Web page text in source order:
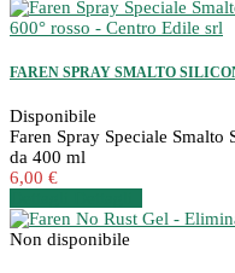
FAREN SPRAY SMALTO
Disponibile
Faren Spray Speciale
da 400 ml
6,00 €
Non disponibile